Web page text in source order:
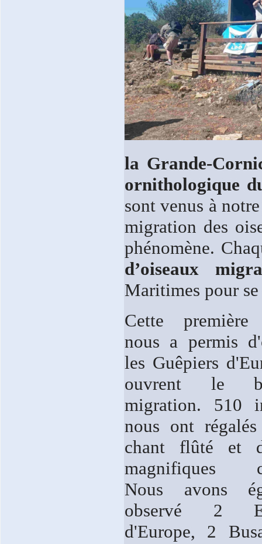
la Grande-
ornithologique
sont venus à
migration des
phénomène.
d’oiseaux
Maritimes pour
Cette première
nous a permis
les Guêpiers
ouvrent le
migration. 510
nous ont
chant flûté et
magnifiques
Nous avons
observé 2
d'Europe, 2